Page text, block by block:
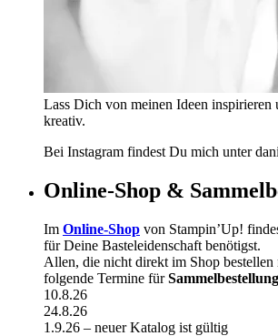
Lass Dich von meinen Ideen inspirieren
kreativ.
Bei Instagram findest Du mich unter
Online-Shop &
Im Online-Shop von Stampin’Up!
für Deine Basteleidenschaft benötigst.
Allen, die nicht direkt im Shop bestellen
folgende Termine für
10.8.26
24.8.26
1.9.26 – neuer Katalog ist gültig